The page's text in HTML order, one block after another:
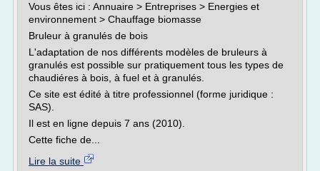
Vous êtes ici : Annuaire > Entreprises > Energies et
environnement > Chauffage biomasse
Bruleur à granulés de bois
L'adaptation de nos différents modèles de bruleurs à
granulés est possible sur pratiquement tous les types de
chaudiéres à bois, à fuel et à granulés.
Ce site est édité à titre professionnel (forme juridique :
SAS).
Il est en ligne depuis 7 ans (2010).
Cette fiche de...
Lire la suite